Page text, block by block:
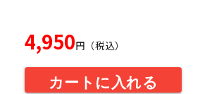
4,950円（税込）
カートに入れる